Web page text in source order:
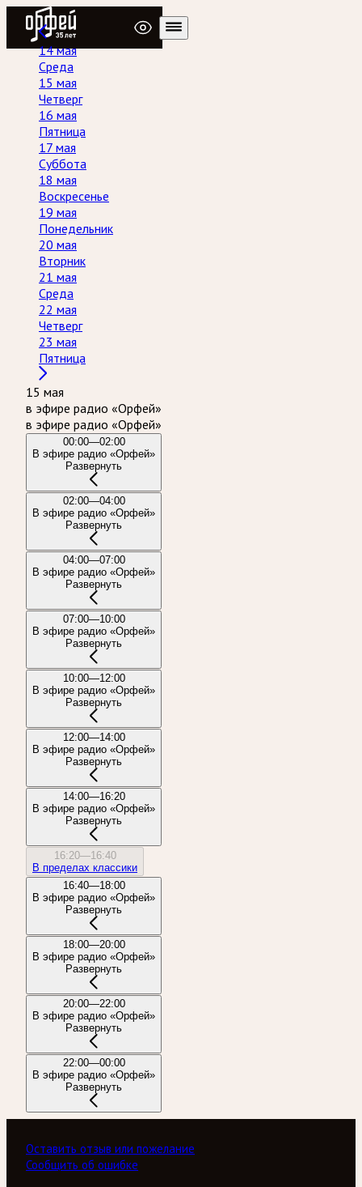
Радио Орфей
14 мая
Среда
15 мая
Четверг
16 мая
Пятница
17 мая
Суббота
18 мая
Воскресенье
19 мая
Понедельник
20 мая
Вторник
21 мая
Среда
22 мая
Четверг
23 мая
Пятница
15 мая
в эфире радио «Орфей»
в эфире радио «Орфей»
00:00—02:00
В эфире радио «Орфей»
Развернуть
02:00—04:00
В эфире радио «Орфей»
Развернуть
04:00—07:00
В эфире радио «Орфей»
Развернуть
07:00—10:00
В эфире радио «Орфей»
Развернуть
10:00—12:00
В эфире радио «Орфей»
Развернуть
12:00—14:00
В эфире радио «Орфей»
Развернуть
14:00—16:20
В эфире радио «Орфей»
Развернуть
16:20—16:40
В пределах классики
16:40—18:00
В эфире радио «Орфей»
Развернуть
18:00—20:00
В эфире радио «Орфей»
Развернуть
20:00—22:00
В эфире радио «Орфей»
Развернуть
22:00—00:00
В эфире радио «Орфей»
Развернуть
Оставить отзыв или пожелание
Сообщить об ошибке